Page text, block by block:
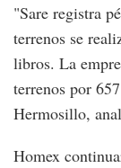
"Sare registra
terrenos se
libros. La
terrenos por
Hermosillo,
Homex